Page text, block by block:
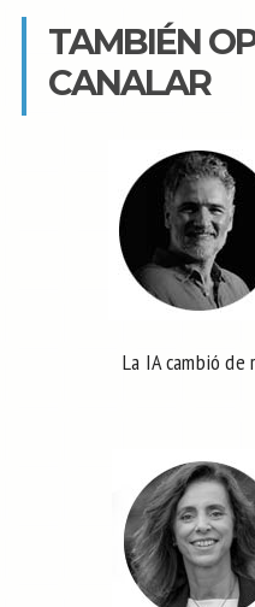
TAMBIÉN
CANALAR
La IA cambió de